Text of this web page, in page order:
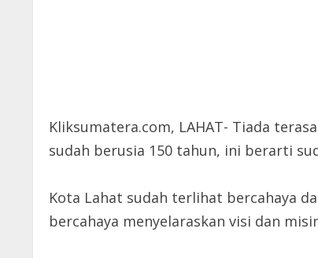
Kliksumatera.com, LAHAT- Tiada
sudah berusia 150 tahun, ini berarti
Kota Lahat sudah terlihat bercahaya
bercahaya menyelaraskan visi dan